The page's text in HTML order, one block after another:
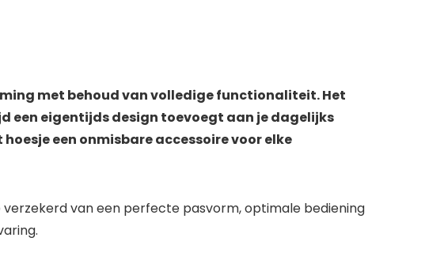
met behoud van volledige functionaliteit. Het
een eigentijds design toevoegt aan je dagelijks
een onmisbare accessoire voor elke
van een perfecte pasvorm, optimale bediening